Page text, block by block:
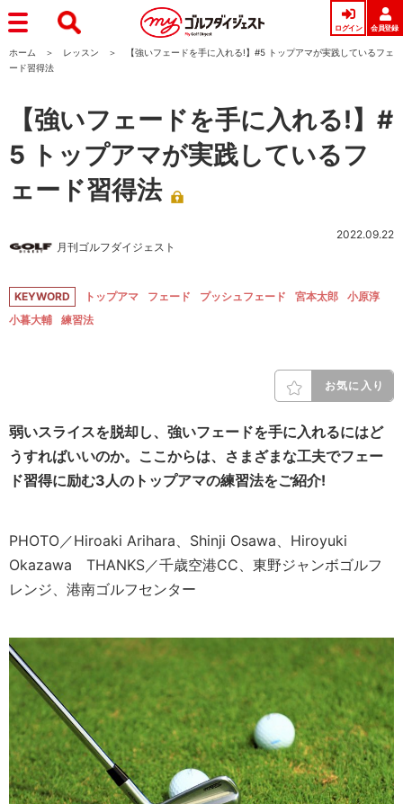
ログイン 会員登録
ホーム レッスン
【強いフェードを手に入れる!】#5 トップアマが実践しているフェ
ード習得法
【強いフェードを手に入れる!】#
5 トップアマが実践しているフ
ェード習得法
月刊ゴルフダイジェスト
2022.09.22
KEYWORD トップアマ フェード プッシュフェード 宮本太郎
小原淳
小暮大輔
練習法
お気に入り
弱いスライスを脱却し、強いフェードを手に入れるにはど
うすればいいのか。ここからは、さまざまな工夫でフェー
ド習得に励む3人のトップアマの練習法をご紹介!
PHOTO／Hiroaki Arihara、Shinji Osawa、Hiroyuki
Okazawa THANKS／千歳空港CC、東野ジャンボゴルフ
レンジ、港南ゴルフセンター